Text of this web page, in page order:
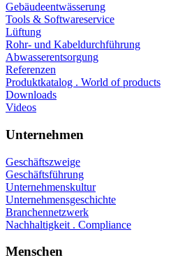
Gebäudeentwässerung
Tools & Softwareservice
Lüftung
Rohr- und Kabeldurchführung
Abwasserentsorgung
Referenzen
Produktkatalog . World of products
Downloads
Videos
Unternehmen
Geschäftszweige
Geschäftsführung
Unternehmenskultur
Unternehmensgeschichte
Branchennetzwerk
Nachhaltigkeit . Compliance
Menschen